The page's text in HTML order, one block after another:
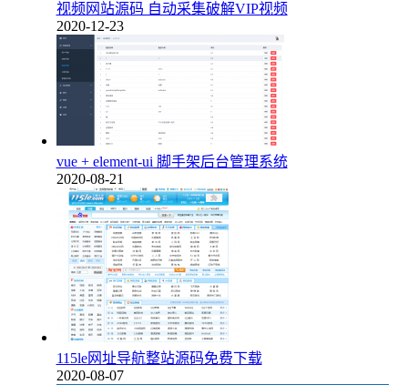
视频网站源码 自动采集破解VIP视频
2020-12-23
vue + element-ui 脚手架后台管理系统
2020-08-21
115le网址导航整站源码免费下载
2020-08-07